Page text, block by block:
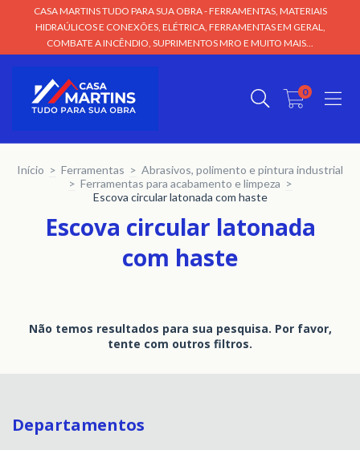
CASA MARTINS TUDO PARA SUA OBRA - FERRAMENTAS, MATERIAIS
HIDRAÚLICOS E CONEXÕES, ELÉTRICA, FERRAMENTAS EM GERAL,
COMBATE A INCÊNDIO, SUPRIMENTOS MRO E MUITO MAIS...
0
Início > Ferramentas > Abrasivos, polimento e pintura industrial
> Ferramentas para acabamento e limpeza >
Escova circular latonada com haste
Escova circular latonada
com haste
Não temos resultados para sua pesquisa. Por favor,
tente com outros filtros.
Departamentos